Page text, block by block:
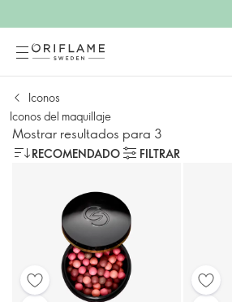
Iconos
Iconos del maquillaje
Mostrar resultados para 3
RECOMENDADO FILTRAR